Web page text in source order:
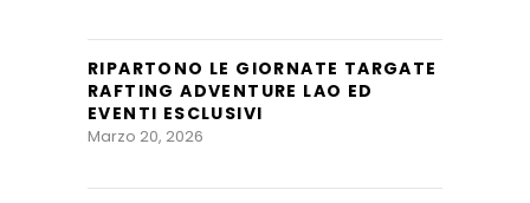
RIPARTONO LE GIORNATE TARGATE
RAFTING ADVENTURE LAO ED
EVENTI ESCLUSIVI
Marzo 20, 2026